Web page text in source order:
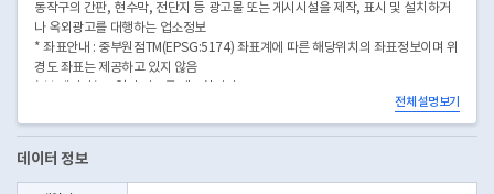
동작구의 간판, 현수막, 전단지 등 광고물 또는 게시시설을 제작, 표시 및 설치하거
나 옥외광고를 대행하는 업소정보
* 좌표안내 : 중부원점TM(EPSG:5174) 좌표계에 따른 해당위치의 좌표정보이며 위
경도 좌표는 제공하고 있지 않음
* 시군구코드명은 "서울특별시 자치구 기관코드" 데이터셋에서 확인 가능합니다.
(https://data.seoul.go.kr/dataList/OA-22872/S/1/datasetView.do)
전체 설명보기
데이터 정보